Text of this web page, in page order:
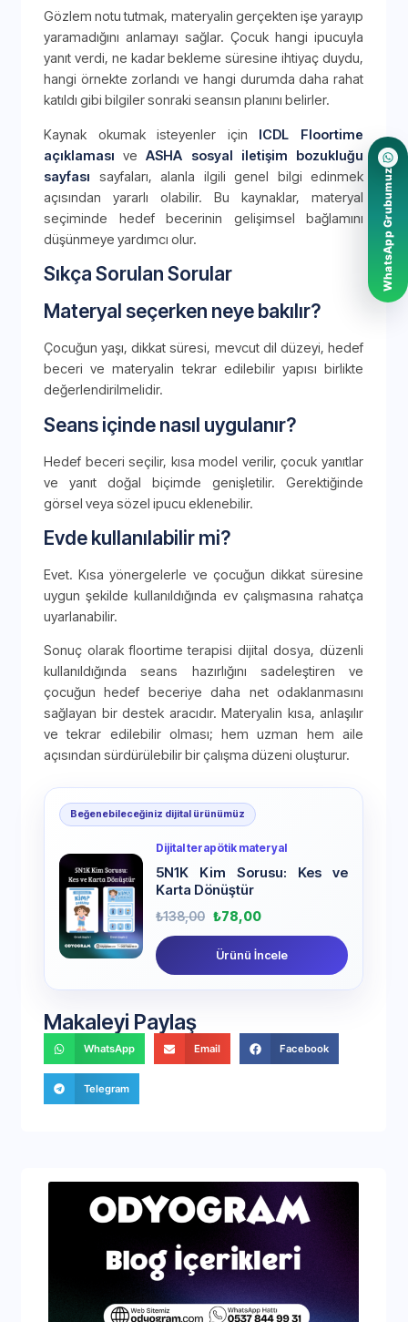
Gözlem notu tutmak, materyalin gerçekten işe yarayıp
yaramadığını anlamayı sağlar. Çocuk hangi ipucuyla
yanıt verdi, ne kadar bekleme süresine ihtiyaç duydu,
hangi örnekte zorlandı ve hangi durumda daha rahat
katıldı gibi bilgiler sonraki seansın planını belirler.
Kaynak okumak isteyenler için ICDL Floortime
açıklaması veASHA sosyal iletişim bozukluğu
sayfası sayfaları, alanla ilgili genel bilgi edinmek
açısından yararlı olabilir. Bu kaynaklar, materyal
seçiminde hedef becerinin gelişimsel bağlamını
düşünmeye yardımcı olur.
Sıkça Sorulan Sorular
Materyal seçerken neye bakılır?
Çocuğun yaşı, dikkat süresi, mevcut dil düzeyi, hedef
beceri ve materyalin tekrar edilebilir yapısı birlikte
değerlendirilmelidir.
Seans içinde nasıl uygulanır?
Hedef beceri seçilir, kısa model verilir, çocuk yanıtlar
ve yanıt doğal biçimde genişletilir. Gerektiğinde
görsel veya sözel ipucu eklenebilir.
Evde kullanılabilir mi?
Evet. Kısa yönergelerle ve çocuğun dikkat süresine
uygun şekilde kullanıldığında ev çalışmasına rahatça
uyarlanabilir.
Sonuç olarak floortime terapisi dijital dosya, düzenli
kullanıldığında seans hazırlığını sadeleştiren ve
çocuğun hedef beceriye daha net odaklanmasını
sağlayan bir destek aracıdır. Materyalin kısa, anlaşılır
ve tekrar edilebilir olması; hem uzman hem aile
açısından sürdürülebilir bir çalışma düzeni oluşturur.
Beğenebileceğiniz dijital ürünümüz
Dijital terapötik materyal
5N1K Kim Sorusu: Kes ve
Karta Dönüştür
₺138,00 ₺78,00
Ürünü İncele
Makaleyi Paylaş
WhatsApp Email Facebook
Telegram
WhatsApp Grubumuz